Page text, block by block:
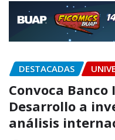
DESTACADAS
Convoca
Desarrollo a
análisis